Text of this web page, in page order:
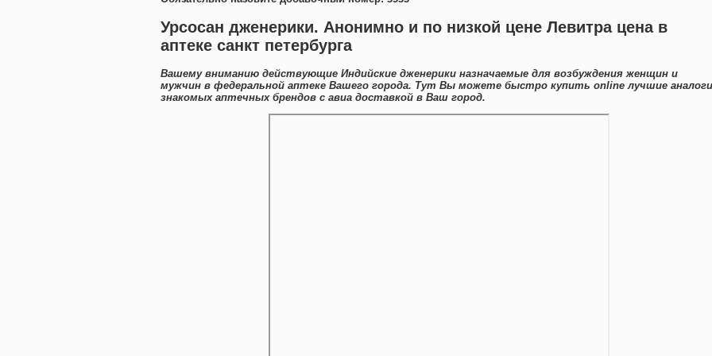
Урсосан дженерики. Анонимно и по низкой цене Левитра цена в
аптеке санкт петербурга
Вашему вниманию действующие Индийские дженерики назначаемые для возбуждения женщин и
мужчин в федеральной аптеке Вашего города. Тут Вы можете быстро купить online лучшие аналоги
знакомых аптечных брендов с авиа доставкой в Ваш город.